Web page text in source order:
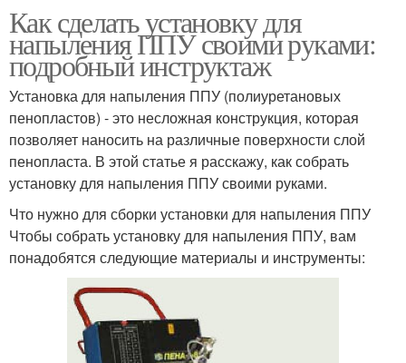
Как сделать установку для
напыления ППУ своими руками:
подробный инструктаж
Установка для напыления ППУ (полиуретановых
пенопластов) - это несложная конструкция, которая
позволяет наносить на различные поверхности слой
пенопласта. В этой статье я расскажу, как собрать
установку для напыления ППУ своими руками.
Что нужно для сборки установки для напыления ППУ
Чтобы собрать установку для напыления ППУ, вам
понадобятся следующие материалы и инструменты: